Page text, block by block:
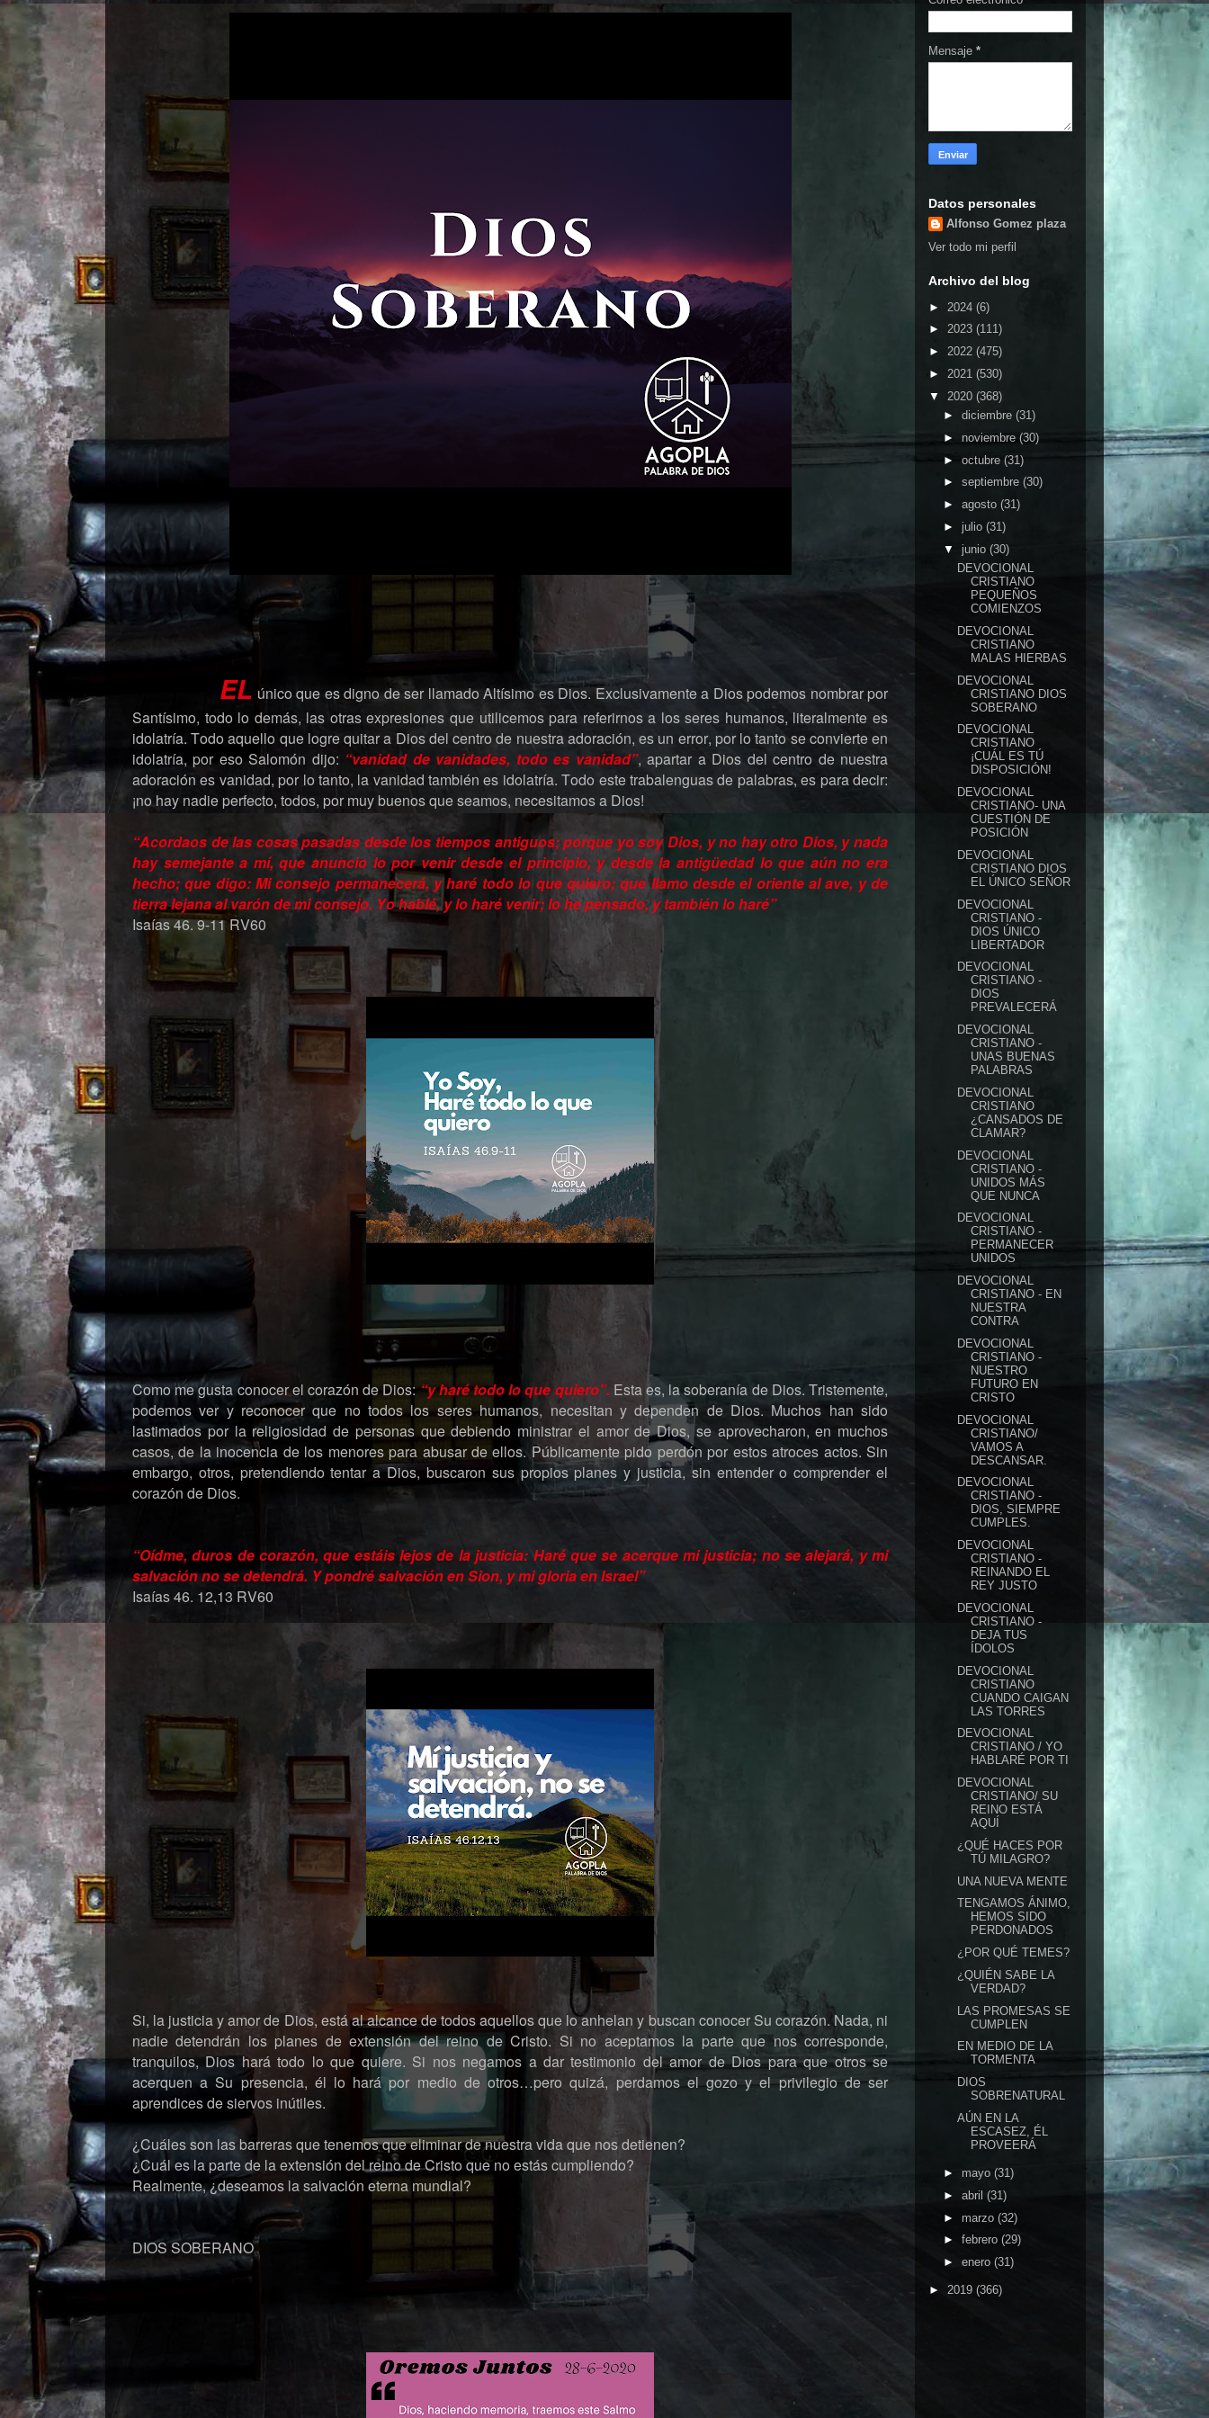
EL único que es digno de ser llamado Altísimo es Dios. Exclusivamente a Dios podemos nombrar por
Santísimo, todo lo demás, las otras expresiones que utilicemos para referirnos a los seres humanos, literalmente es
idolatría. Todo aquello que logre quitar a Dios del centro de nuestra adoración, es un error, por lo tanto se convierte en
idolatría, por eso Salomón dijo: “vanidad de vanidades, todo es vanidad”, apartar a Dios del centro de nuestra
adoración es vanidad, por lo tanto, la vanidad también es idolatría. Todo este trabalenguas de palabras, es para decir:
¡no hay nadie perfecto, todos, por muy buenos que seamos, necesitamos a Dios!
“Acordaos de las cosas pasadas desde los tiempos antiguos; porque yo soy Dios, y no hay otro Dios, y nada
hay semejante a mí, que anuncio lo por venir desde el principio, y desde la antigüedad lo que aún no era
hecho; que digo: Mi consejo permanecerá, y haré todo lo que quiero; que llamo desde el oriente al ave, y de
tierra lejana al varón de mi consejo. Yo hablé, y lo haré venir; lo he pensado, y también lo haré”
Isaías 46. 9-11 RV60
Como me gusta conocer el corazón de Dios:“y haré todo lo que quiero”.Esta es, la soberanía de Dios. Tristemente,
podemos ver y reconocer que no todos los seres humanos, necesitan y dependen de Dios. Muchos han sido
lastimados por la religiosidad de personas que debiendo ministrar el amor de Dios, se aprovecharon, en muchos
casos, de la inocencia de los menores para abusar de ellos. Públicamente pido perdón por estos atroces actos. Sin
embargo, otros, pretendiendo tentar a Dios, buscaron sus propios planes y justicia, sin entender o comprender el
corazón de Dios.
“Oídme, duros de corazón, que estáis lejos de la justicia: Haré que se acerque mi justicia; no se alejará, y mi
salvación no se detendrá. Y pondré salvación en Sion, y mi gloria en Israel”
Isaías 46. 12,13 RV60
Si, la justicia y amor de Dios, está al alcance de todos aquellos que lo anhelan y buscan conocer Su corazón. Nada, ni
nadie detendrán los planes de extensión del reino de Cristo. Si no aceptamos la parte que nos corresponde,
tranquilos, Dios hará todo lo que quiere. Si nos negamos a dar testimonio del amor de Dios para que otros se
acerquen a Su presencia, él lo hará por medio de otros…pero quizá, perdamos el gozo y el privilegio de ser
aprendices de siervos inútiles.
¿Cuáles son las barreras que tenemos que eliminar de nuestra vida que nos detienen?
¿Cuál es la parte de la extensión del reino de Cristo que no estás cumpliendo?
Realmente, ¿deseamos la salvación eterna mundial?
DIOS SOBERANO
Mensaje *
Datos personales
Alfonso Gomez plaza
Ver todo mi perfil
Archivo del blog
► 2024 (6)
► 2023 (111)
► 2022 (475)
► 2021 (530)
▼ 2020 (368)
► diciembre (31)
► noviembre (30)
► octubre (31)
► septiembre (30)
► agosto (31)
► julio (31)
▼ junio (30)
DEVOCIONAL
CRISTIANO
PEQUEÑOS
COMIENZOS
DEVOCIONAL
CRISTIANO
MALAS HIERBAS
DEVOCIONAL
CRISTIANO DIOS
SOBERANO
DEVOCIONAL
CRISTIANO
¡CUÁL ES TÚ
DISPOSICIÓN!
DEVOCIONAL
CRISTIANO- UNA
CUESTIÓN DE
POSICIÓN
DEVOCIONAL
CRISTIANO DIOS
EL ÚNICO SEÑOR
DEVOCIONAL
CRISTIANO -
DIOS ÚNICO
LIBERTADOR
DEVOCIONAL
CRISTIANO -
DIOS
PREVALECERÁ
DEVOCIONAL
CRISTIANO -
UNAS BUENAS
PALABRAS
DEVOCIONAL
CRISTIANO
¿CANSADOS DE
CLAMAR?
DEVOCIONAL
CRISTIANO -
UNIDOS MÁS
QUE NUNCA
DEVOCIONAL
CRISTIANO -
PERMANECER
UNIDOS
DEVOCIONAL
CRISTIANO - EN
NUESTRA
CONTRA
DEVOCIONAL
CRISTIANO -
NUESTRO
FUTURO EN
CRISTO
DEVOCIONAL
CRISTIANO/
VAMOS A
DESCANSAR.
DEVOCIONAL
CRISTIANO -
DIOS, SIEMPRE
CUMPLES.
DEVOCIONAL
CRISTIANO -
REINANDO EL
REY JUSTO
DEVOCIONAL
CRISTIANO -
DEJA TUS
ÍDOLOS
DEVOCIONAL
CRISTIANO
CUANDO CAIGAN
LAS TORRES
DEVOCIONAL
CRISTIANO / YO
HABLARÉ POR TI
DEVOCIONAL
CRISTIANO/ SU
REINO ESTÁ
AQUÍ
¿QUÉ HACES POR
TÚ MILAGRO?
UNA NUEVA MENTE
TENGAMOS ÁNIMO,
HEMOS SIDO
PERDONADOS
¿POR QUÉ TEMES?
¿QUIÉN SABE LA
VERDAD?
LAS PROMESAS SE
CUMPLEN
EN MEDIO DE LA
TORMENTA
DIOS
SOBRENATURAL
AÚN EN LA
ESCASEZ, ÉL
PROVEERÁ
► mayo (31)
► abril (31)
► marzo (32)
► febrero (29)
► enero (31)
► 2019 (366)